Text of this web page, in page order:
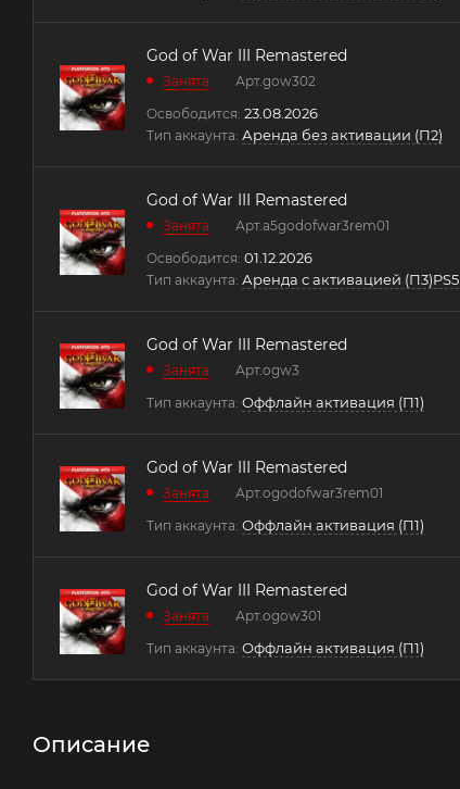
God of War III Remastered
Занята Арт.gow302
Освободится: 23.08.2026
Тип аккаунта: Аренда без активации (П2)
God of War III Remastered
Занята Арт.a5godofwar3rem01
Освободится: 01.12.2026
Тип аккаунта: Аренда с активацией (П3)PS5
God of War III Remastered
Занята Арт.ogw3
Тип аккаунта: Оффлайн активация (П1)
God of War III Remastered
Занята Арт.ogodofwar3rem01
Тип аккаунта: Оффлайн активация (П1)
God of War III Remastered
Занята Арт.ogow301
Тип аккаунта: Оффлайн активация (П1)
Описание